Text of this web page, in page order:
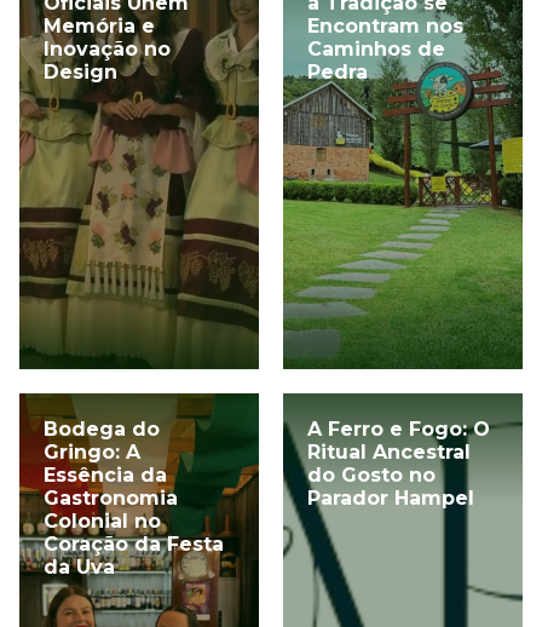
Memória e
Inovação no
Design
Encontram nos
Caminhos de
Pedra
Bodega do
Gringo: A
Essência da
Gastronomia
Colonial no
Coração da Festa
da Uva
A Ferro e Fogo: O
Ritual Ancestral
do Gosto no
Parador Hampel